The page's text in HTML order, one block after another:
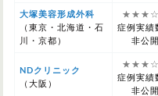
大塚美容形成外科
（東京・北海道・石
川・京都）
症例実績
非公開
NDクリニック
（大阪）
症例実績
非公開